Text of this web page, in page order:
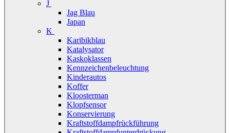
J
Jag Blau
Japan
K
Karibikblau
Katalysator
Kaskoklassen
Kennzeichenbeleuchtung
Kinderautos
Koffer
Kloosterman
Klopfsensor
Konservierung
Kraftstoffdampfrückführung